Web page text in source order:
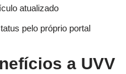
atualizado
pelo próprio portal
a UVV